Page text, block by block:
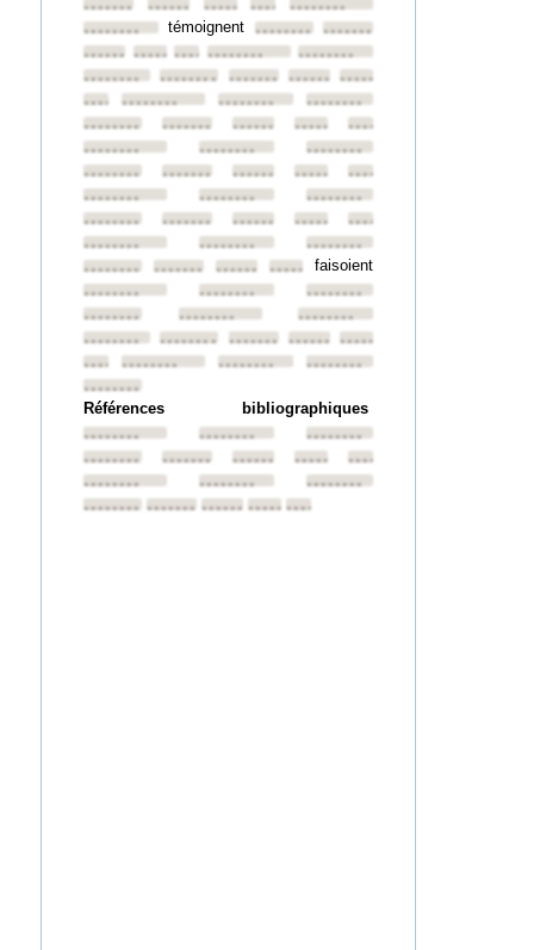
•••••••• ••••••••••••••••••••••••••••••••
••••••••
témoignent ••••••••
••••••••
••••••••••••••••••••••••••••••••
••••••••
••••••••
•••••••• •••••••• ••••••••••••••••
•••••••••••••••• ••••••••
••••••••
••••••••
•••••••• •••••••• ••••••••••••••••
••••••••
••••••••
••••••••
••••••••
•••••••• •••••••• ••••••••••••••••
••••••••
••••••••
••••••••
••••••••
•••••••• •••••••• ••••••••••••••••
••••••••
••••••••
••••••••
••••••••
•••••••• ••••••••••••••••faisoient
••••••••
••••••••
••••••••
••••••••
••••••••
••••••••
••••••••
•••••••• •••••••• ••••••••••••••••
•••••••••••••••• ••••••••
••••••••
••••••••
Références bibliographiques
••••••••
••••••••
••••••••
••••••••
•••••••• •••••••• ••••••••••••••••
••••••••
••••••••
••••••••
•••••••• ••••••••••••••••••••••••••••••••